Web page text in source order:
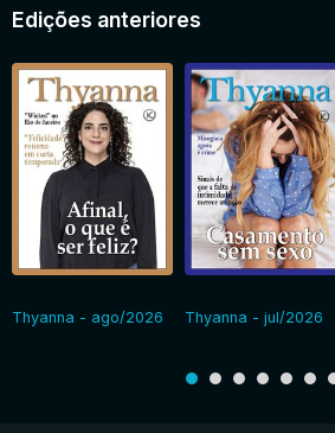
Edições anteriores
Thyanna - ago/2026 Thyanna - jul/2026